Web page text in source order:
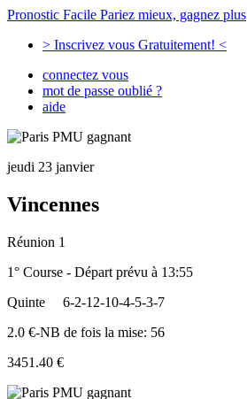
Pronostic Facile Pariez mieux, gagnez plus
> Inscrivez vous Gratuitement! <
connectez vous
mot de passe oublié ?
aide
jeudi 23 janvier
Vincennes
Réunion 1
1° Course - Départ prévu à 13:55
Quinte
6-2-12-10-4-5-3-7
2.0 €-NB de fois la mise: 56
3451.40 €